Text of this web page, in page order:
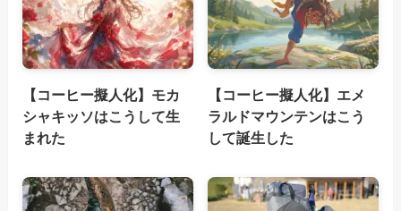
【コーヒー擬人化】モカ
シャキッソはこうして生
まれた
【コーヒー擬人化】エメ
ラルドマウンテンはこう
して誕生した